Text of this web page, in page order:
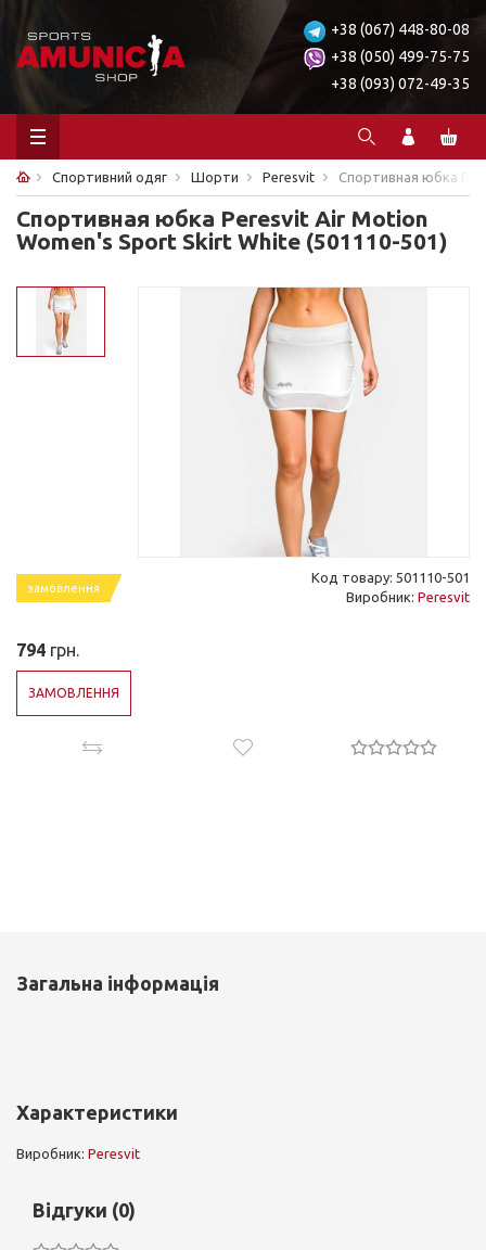
+38 (067) 448-80-08
+38 (050) 499-75-75
+38 (093) 072-49-35
Спортивний одяг Шорти Peresvit Спортивная юбка
Спортивная юбка Peresvit Air Motion
Women's Sport Skirt White (501110-501)
замовлення
Код товару: 501110-501
Виробник: Peresvit
794 грн.
ЗАМОВЛЕННЯ
Загальна інформація
Характеристики
Виробник: Peresvit
Відгуки (0)